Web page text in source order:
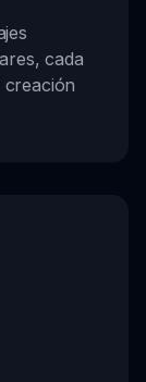
cada